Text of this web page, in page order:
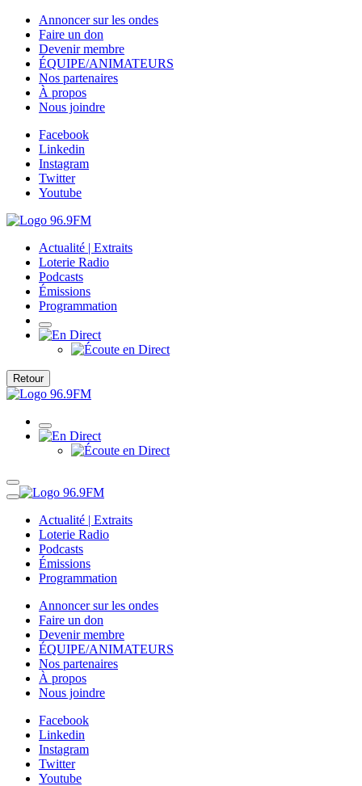
Annoncer sur les ondes
Faire un don
Devenir membre
ÉQUIPE/ANIMATEURS
Nos partenaires
À propos
Nous joindre
Facebook
Linkedin
Instagram
Twitter
Youtube
Actualité | Extraits
Loterie Radio
Podcasts
Émissions
Programmation
Retour
Actualité | Extraits
Loterie Radio
Podcasts
Émissions
Programmation
Annoncer sur les ondes
Faire un don
Devenir membre
ÉQUIPE/ANIMATEURS
Nos partenaires
À propos
Nous joindre
Facebook
Linkedin
Instagram
Twitter
Youtube